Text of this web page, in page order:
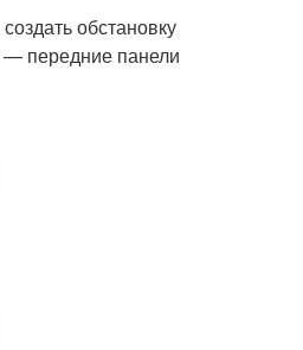
обстановку
передние панели